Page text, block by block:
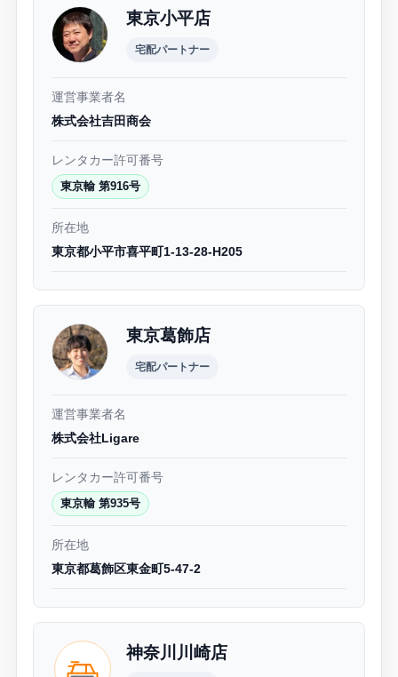
東京小平店
宅配パートナー
運営事業者名
株式会社吉田商会
レンタカー許可番号
東京輸 第916号
所在地
東京都小平市喜平町1-13-28-H205
東京葛飾店
宅配パートナー
運営事業者名
株式会社Ligare
レンタカー許可番号
東京輸 第935号
所在地
東京都葛飾区東金町5-47-2
神奈川川崎店